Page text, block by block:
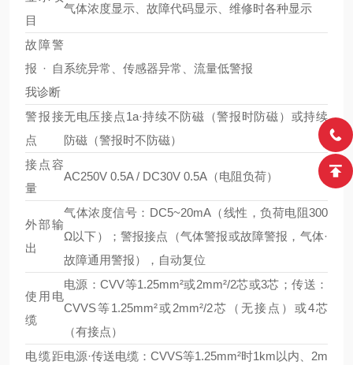
目
气体浓度显示、故障代码显示、维修时各种显示
故障警
报·自
我诊断
系统异常、传感器异常、流量低警报
警报接
点
无电压接点1a·持续不防磁（警报时防磁）或持续
防磁（警报时不防磁）
接点容
量
AC250V 0.5A / DC30V 0.5A（电阻负荷）
外部输
出
气体浓度信号：DC5~20mA（线性，负荷电阻300
Ω以下）；警报接点（气体警报或故障警报，气体·
故障通用警报），自动复位
使用电
缆
电源：CVV等1.25mm²或2mm²/2芯或3芯；传送：
CVVS等1.25mm²或2mm²/2芯（无接点）或4芯
（有接点）
电缆距电源·传送电缆：CVVS等1.25mm²时1km以内、2m